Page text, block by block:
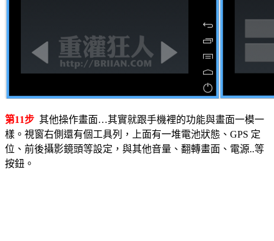
第11步 其他操作畫面…其實就跟手機裡的功能與畫面一模一
樣。視窗右側還有個工具列，上面有一堆電池狀態、GPS 定
位、前後攝影鏡頭等設定，與其他音量、翻轉畫面、電源..等
按鈕。